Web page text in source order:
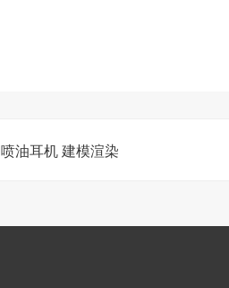
喷油耳机 建模渲染